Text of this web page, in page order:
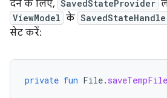
देने के लिए, SavedStateProvider
ViewModel के SavedStateHandle
सेट करें:
private fun File. saveTempFile